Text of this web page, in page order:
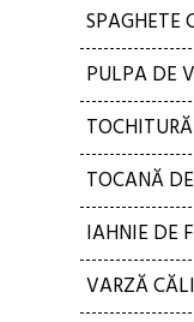
SPAGHETE
PULPA DE
TOCANĂ
IAHNIE DE
VARZĂ